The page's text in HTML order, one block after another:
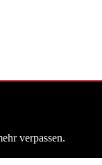
verpassen.